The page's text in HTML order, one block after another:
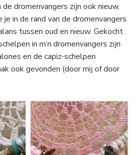
dromenvangers zijn ook nieuw,
in de rand van de dromenvangers
tussen oud en nieuw. Gekocht
in m’n dromenvangers zijn
en de capiz-schelpen
ook gevonden (door mij of door